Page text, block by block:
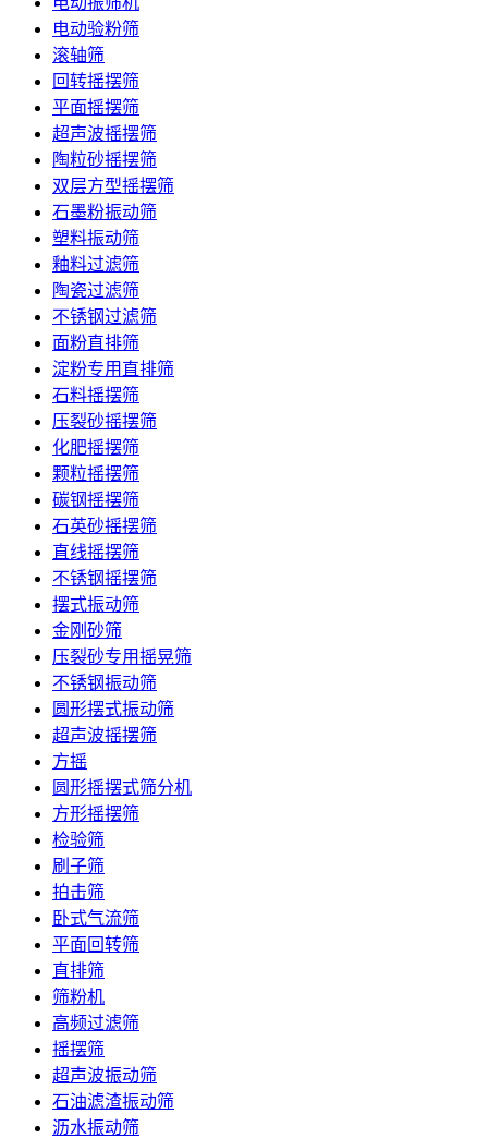
电动验粉筛
滚轴筛
回转摇摆筛
平面摇摆筛
超声波摇摆筛
陶粒砂摇摆筛
双层方型摇摆筛
石墨粉振动筛
塑料振动筛
釉料过滤筛
陶瓷过滤筛
不锈钢过滤筛
面粉直排筛
淀粉专用直排筛
石料摇摆筛
压裂砂摇摆筛
化肥摇摆筛
颗粒摇摆筛
碳钢摇摆筛
石英砂摇摆筛
直线摇摆筛
不锈钢摇摆筛
摆式振动筛
金刚砂筛
压裂砂专用摇晃筛
不锈钢振动筛
圆形摆式振动筛
超声波摇摆筛
方摇
圆形摇摆式筛分机
方形摇摆筛
检验筛
刷子筛
拍击筛
卧式气流筛
平面回转筛
直排筛
筛粉机
高频过滤筛
摇摆筛
超声波振动筛
石油滤渣振动筛
沥水振动筛